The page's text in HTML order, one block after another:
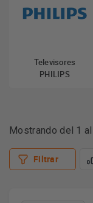
iluminación, así
afeitado masculino
Desde la
más de 120 años, la
Televisores
PHILIPS
Mostrando del 1
Filtrar